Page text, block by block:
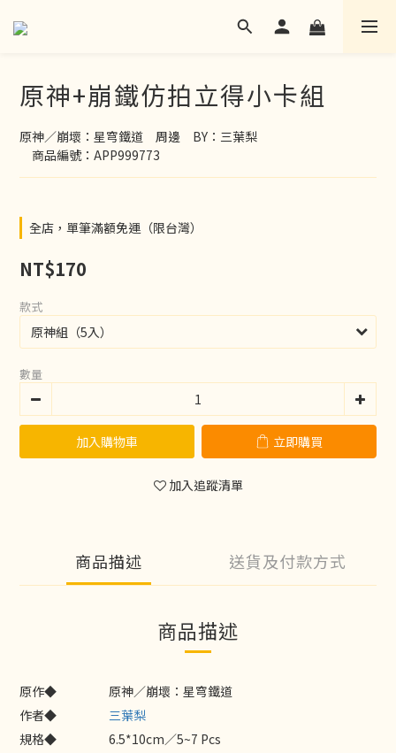
原神+崩鐵仿拍立得小卡組
原神／崩壞：星穹鐵道　周邊　BY：三葉梨
商品編號：APP999773
全店，單筆滿額免運（限台灣）
NT$170
款式
數量
加入購物車 立即購買
加入追蹤清單
商品描述 送貨及付款方式
商品描述
原作◆
原神／崩壞：星穹鐵道
作者◆
三葉梨
規格◆
6.5*10cm／5~7 Pcs